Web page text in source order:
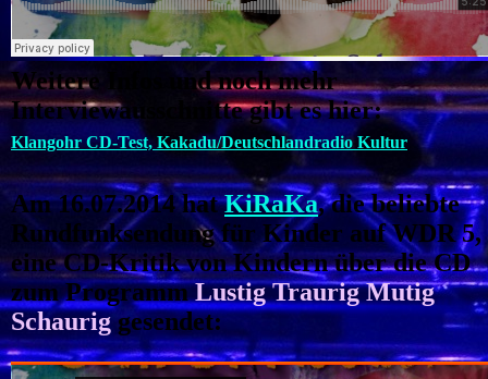
Weitere Infos und noch mehr
Interviewausschnitte gibt es hier:
Klangohr CD-Test, Kakadu/Deutschlandradio Kultur
Am 16.07.2014 hatKiRaKa, die beliebte
Rundfunksendung für Kinder aufWDR 5,
eine CD-Kritik von Kindern über die CD
zum ProgrammLustig Traurig Mutig
Schauriggesendet: